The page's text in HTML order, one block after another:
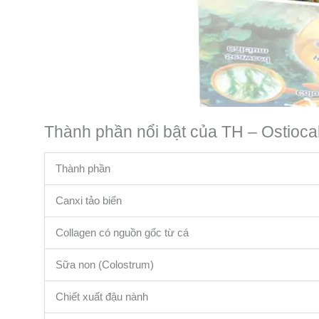
Thành phần nổi bật của TH –
Thành phần
Canxi tảo biển
Collagen có nguồn gốc từ cá
Sữa non (Colostrum)
Chiết xuất đậu nành